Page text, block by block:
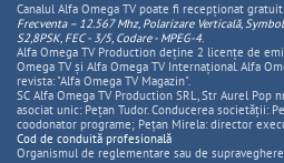
Canalul Alfa Omega TV poate fi recepționat
Frecventa – 12.567 Mhz, PolarizareVerticală,
S2,8PSK, FEC - 3/5, Codare - MPEG-4.
Alfa Omega TV Production deține 2 licențe de
Omega TV și Alfa Omega TV Internațional. Alfa
revista: "Alfa Omega TV Magazin".
SC Alfa Omega TV Production SRL, Str Aurel Pop
asociat unic: Pețan Tudor. Conducerea societății:
coodonator programe; Pețan Mirela: director
Cod de conduită profesională
Organismul de reglementare sau de